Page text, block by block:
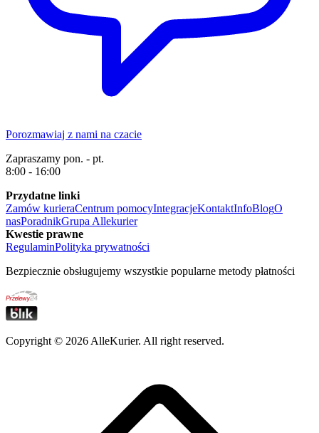
Porozmawiaj z nami na czacie
Zapraszamy pon. - pt.
8:00 - 16:00
Przydatne linki
Zamów kurieraCentrum pomocyIntegracjeKontaktInfoBlogO
nasPoradnikGrupa Allekurier
Kwestie prawne
RegulaminPolityka prywatności
Bezpiecznie obsługujemy wszystkie popularne metody płatności
Copyright © 2026 AlleKurier. All right reserved.